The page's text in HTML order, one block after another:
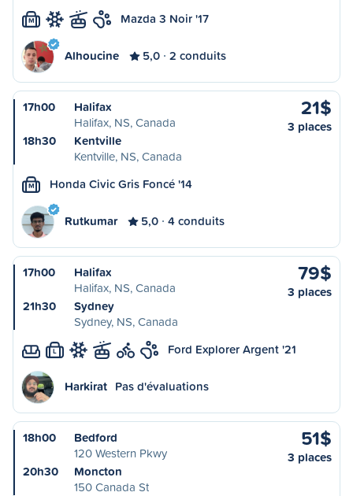
M Mazda 3 Noir '17
Alhoucine 5,0 2 conduits
17h00
Halifax
Halifax, NS, Canada
18h30
Kentville
Kentville, NS, Canada
21$
3 places
M Honda Civic Gris Foncé '14
Rutkumar 5,0 4 conduits
17h00
Halifax
Halifax, NS, Canada
21h30
Sydney
Sydney, NS, Canada
79$
3 places
L Ford Explorer Argent '21
Harkirat Pas d'évaluations
18h00
Bedford
120 Western Pkwy
20h30
Moncton
150 Canada St
51$
3 places